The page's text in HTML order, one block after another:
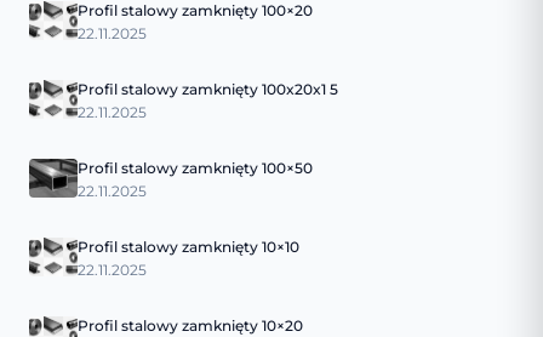
Profil stalowy zamknięty 100×20
22.11.2025
Profil stalowy zamknięty 100x20x1 5
22.11.2025
Profil stalowy zamknięty 100×50
22.11.2025
Profil stalowy zamknięty 10×10
22.11.2025
Profil stalowy zamknięty 10×20